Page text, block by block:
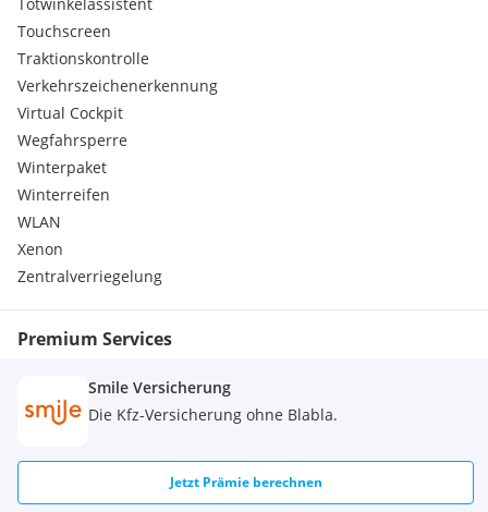
Touchscreen
Traktionskontrolle
Verkehrszeichenerkennung
Virtual Cockpit
Wegfahrsperre
Winterpaket
Winterreifen
WLAN
Xenon
Zentralverriegelung
Premium Services
Smile Versicherung
Die Kfz-Versicherung ohne Blabla.
Jetzt Prämie berechnen